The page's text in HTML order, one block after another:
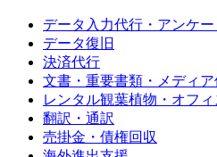
データ入力代行・アンケ
データ復旧
決済代行
文書・重要書類・メディア
レンタル観葉植物・オフ
翻訳・通訳
売掛金・債権回収